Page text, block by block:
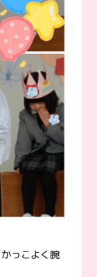
っこよく腕